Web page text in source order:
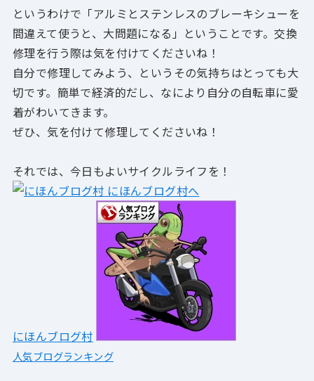
というわけで 「アルミとステンレスのブレーキシューを
間違えて使うと、大問題になる」 ということです。交換
修理を行う際は気を付けてくださいね！
自分で修理してみよう、というその気持ちはとっても大
切です。簡単で経済的だし、なにより自分の自転車に愛
着がわいてきます。
ぜひ、気を付けて修理してくださいね！
それでは、今日もよいサイクルライフを！
にほんブログ村
人気ブログランキング